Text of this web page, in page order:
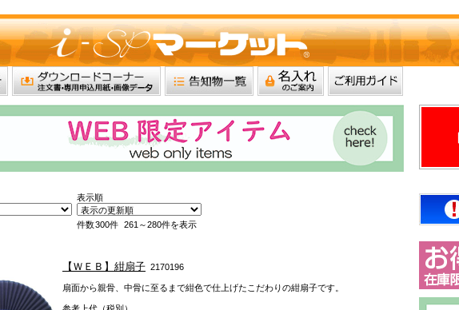
表示順
件数300件 261～280件を表示
【ＷＥＢ】紺扇子 2170196
扇面から親骨、中骨に至るまで紺色で仕上げたこだわりの紺扇子です。